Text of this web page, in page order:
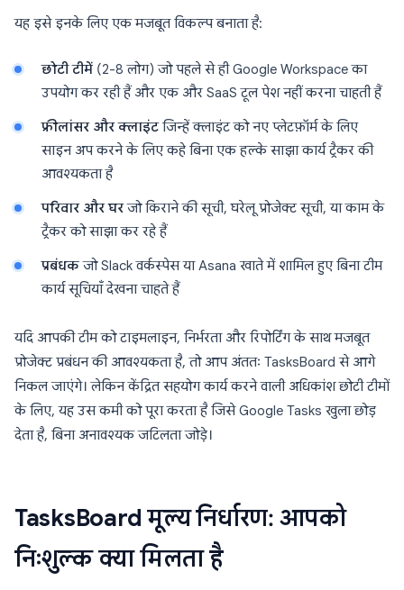
यह इसे इनके लिए एक मजबूत विकल्प बनाता है:
छोटी टीमें (2-8 लोग) जो पहले से ही Google Workspace का
उपयोग कर रही हैं और एक और SaaS टूल पेश नहीं करना चाहती हैं
फ्रीलांसर और क्लाइंटजिन्हें क्लाइंट को नए प्लेटफ़ॉर्म के लिए
साइन अप करने के लिए कहे बिना एक हल्के साझा कार्य ट्रैकर की
आवश्यकता है
परिवार और घरजो किराने की सूची, घरेलू प्रोजेक्ट सूची, या काम के
ट्रैकर को साझा कर रहे हैं
प्रबंधकजो Slack वर्कस्पेस या Asana खाते में शामिल हुए बिना टीम
कार्य सूचियाँ देखना चाहते हैं
यदि आपकी टीम को टाइमलाइन, निर्भरता और रिपोर्टिंग के साथ मजबूत
प्रोजेक्ट प्रबंधन की आवश्यकता है, तो आप अंततः TasksBoard से आगे
निकल जाएंगे। लेकिन केंद्रित सहयोग कार्य करने वाली अधिकांश छोटी टीमों
के लिए, यह उस कमी को पूरा करता है जिसे Google Tasks खुला छोड़
देता है, बिना अनावश्यक जटिलता जोड़े।
TasksBoard मूल्य निर्धारण: आपको
निःशुल्क क्या मिलता है